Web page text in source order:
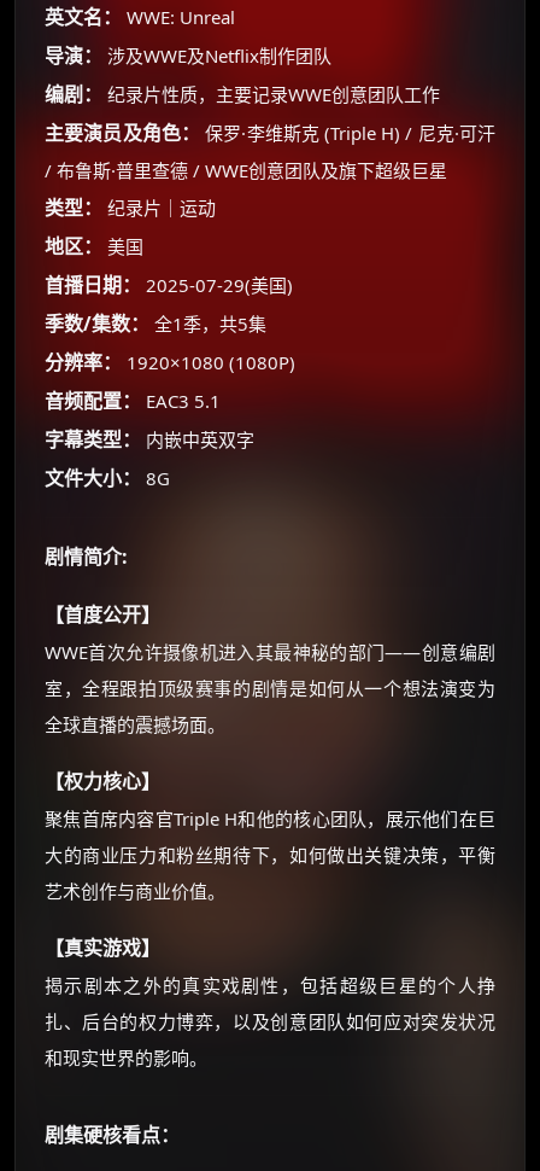
英文名： WWE: Unreal
导演： 涉及WWE及Netflix制作团队
编剧： 纪录片性质，主要记录WWE创意团队工作
主要演员及角色：
保罗·李维斯克 (Triple H) / 尼克·可汗
/ 布鲁斯·普里查德 / WWE创意团队及旗下超级巨星
类型： 纪录片｜运动
地区： 美国
首播日期： 2025-07-29(美国)
季数/集数： 全1季，共5集
分辨率： 1920×1080 (1080P)
音频配置： EAC3 5.1
字幕类型： 内嵌中英双字
文件大小： 8G
剧情简介:
【首度公开】
WWE首次允许摄像机进入其最神秘的部门——创意编剧
室，全程跟拍顶级赛事的剧情是如何从一个想法演变为
全球直播的震撼场面。
【权力核心】
聚焦首席内容官Triple H和他的核心团队，展示他们在巨
大的商业压力和粉丝期待下，如何做出关键决策，平衡
艺术创作与商业价值。
【真实游戏】
揭示剧本之外的真实戏剧性，包括超级巨星的个人挣
扎、后台的权力博弈，以及创意团队如何应对突发状况
和现实世界的影响。
剧集硬核看点：
🧧 福利领取站
你需要的各种会员，都可低价购买！
如夸克12个月送14天 最低75元！
⚡ 前往【大淘客】领红包